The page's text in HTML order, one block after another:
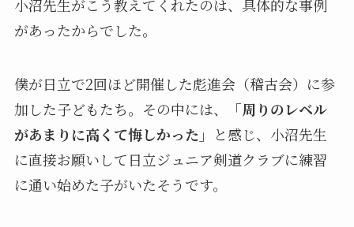
小沼先生がこう教えてくれたのは、具体的な事例
があったからでした。
僕が日立で2回ほど開催した彪進会（稽古会）に参
加した子どもたち。その中には、
「周りのレベル
があまりに高くて悔しかった」
と感じ、小沼先生
に直接お願いして日立ジュニア剣道クラブに練習
に通い始めた子がいたそうです。